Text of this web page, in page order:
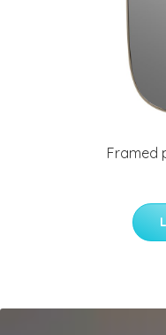
Framed